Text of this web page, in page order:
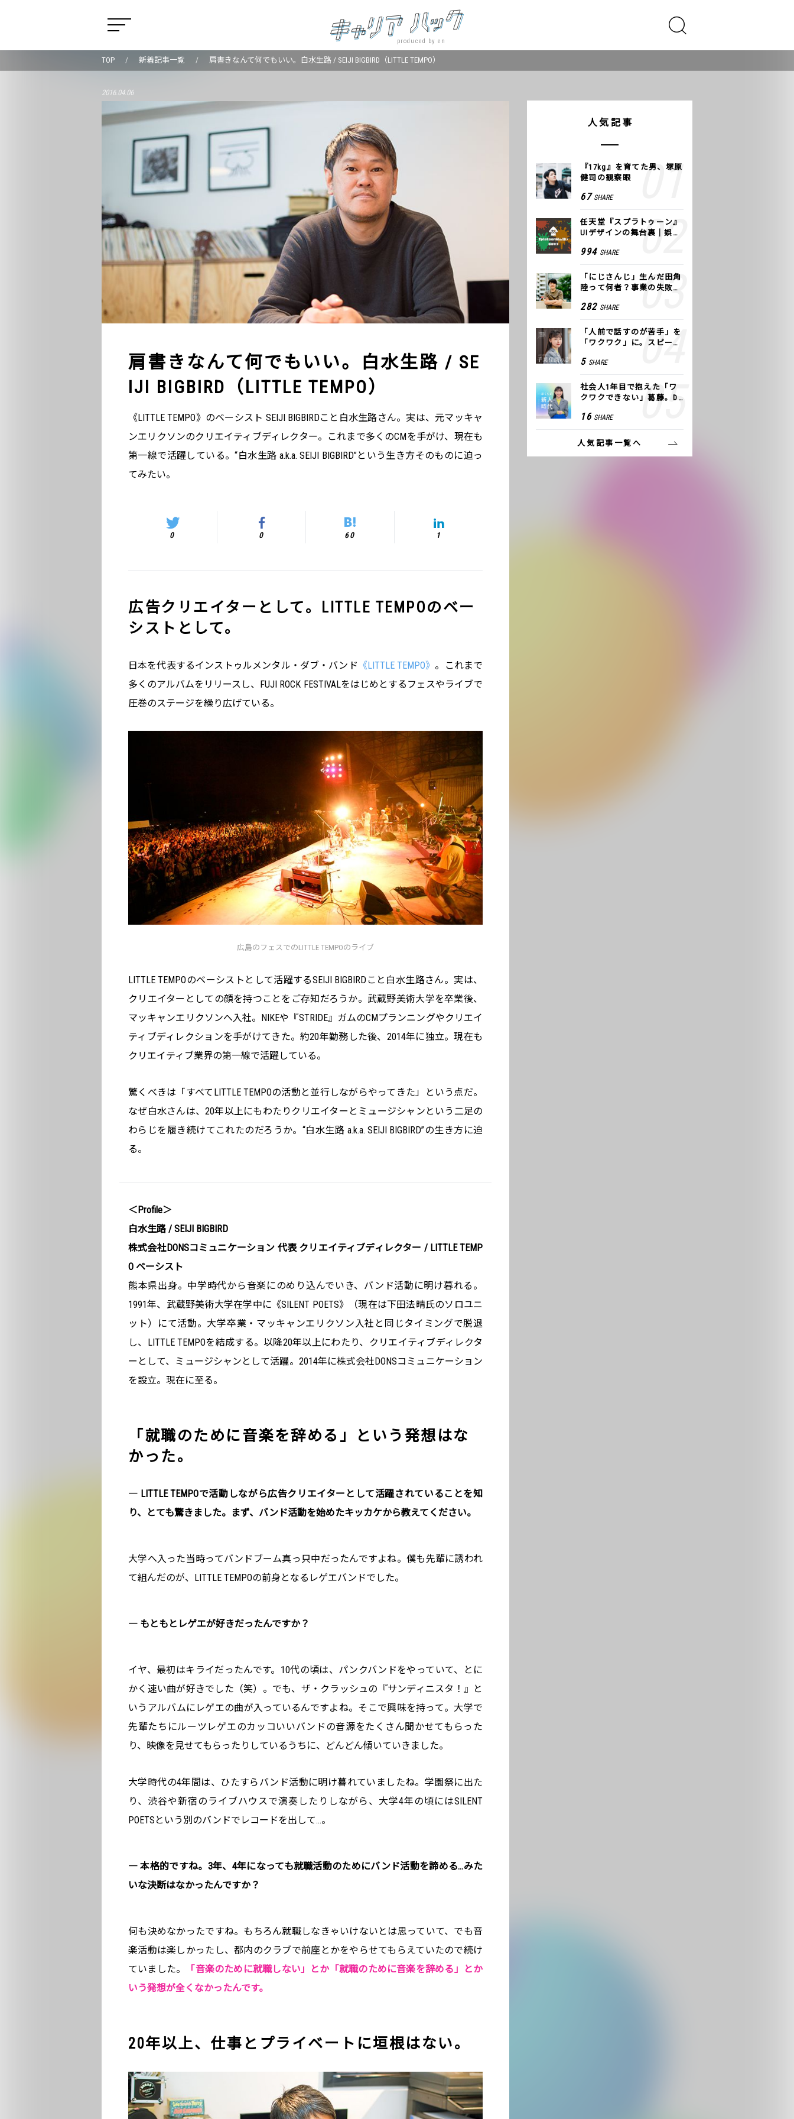
produced by en
TOP 新着記事一覧 肩書きなんて何でもいい。白水生路 / SEIJI BIGBIRD（LITTLE TEMPO）
2016.04.06
肩書きなんて何でもいい。白水生路 / SE
IJI BIGBIRD（LITTLE TEMPO）
《LITTLE TEMPO》のベーシスト SEIJI BIGBIRDこと白水生路さん。実は、元マッキャ
ンエリクソンのクリエイティブディレクター。これまで多くのCMを手がけ、現在も
第一線で活躍している。“白水生路 a.k.a. SEIJI BIGBIRD”という生き方そのものに迫っ
てみたい。
0 0 60 1
広告クリエイターとして。LITTLE TEMPOのベー
シストとして。
日本を代表するインストゥルメンタル・ダブ・バンド 《LITTLE TEMPO》 。これまで
多くのアルバムをリリースし、FUJI ROCK FESTIVALをはじめとするフェスやライブで
圧巻のステージを繰り広げている。
広島のフェスでのLITTLE TEMPOのライブ
LITTLE TEMPOのベーシストとして活躍するSEIJI BIGBIRDこと白水生路さん。実は、
クリエイターとしての顔を持つことをご存知だろうか。武蔵野美術大学を卒業後、
マッキャンエリクソンへ入社。NIKEや『STRIDE』ガムのCMプランニングやクリエイ
ティブディレクションを手がけてきた。約20年勤務した後、2014年に独立。現在も
クリエイティブ業界の第一線で活躍している。
驚くべきは「すべてLITTLE TEMPOの活動と並行しながらやってきた」という点だ。
なぜ白水さんは、20年以上にもわたりクリエイターとミュージシャンという二足の
わらじを履き続けてこれたのだろうか。“白水生路 a.k.a. SEIJI BIGBIRD”の生き方に迫
る。
＜Profile＞
白水生路 / SEIJI BIGBIRD
株式会社DONSコミュニケーション 代表 クリエイティブディレクター / LITTLE TEMP
O ベーシスト
熊本県出身。中学時代から音楽にのめり込んでいき、バンド活動に明け暮れる。
1991年、武蔵野美術大学在学中に《SILENT POETS》（現在は下田法晴氏のソロユニ
ット）にて活動。大学卒業・マッキャンエリクソン入社と同じタイミングで脱退
し、LITTLE TEMPOを結成する。以降20年以上にわたり、クリエイティブディレクタ
ーとして、ミュージシャンとして活躍。2014年に株式会社DONSコミュニケーション
を設立。現在に至る。
「就職のために音楽を辞める」という発想はな
かった。
― LITTLE TEMPOで活動しながら広告クリエイターとして活躍されていることを知
り、とても驚きました。まず、バンド活動を始めたキッカケから教えてください。
大学へ入った当時ってバンドブーム真っ只中だったんですよね。僕も先輩に誘われ
て組んだのが、LITTLE TEMPOの前身となるレゲエバンドでした。
― もともとレゲエが好きだったんですか？
イヤ、最初はキライだったんです。10代の頃は、パンクバンドをやっていて、とに
かく速い曲が好きでした（笑）。でも、ザ・クラッシュの『サンディニスタ！』と
いうアルバムにレゲエの曲が入っているんですよね。そこで興味を持って。大学で
先輩たちにルーツレゲエのカッコいいバンドの音源をたくさん聞かせてもらった
り、映像を見せてもらったりしているうちに、どんどん傾いていきました。
大学時代の4年間は、ひたすらバンド活動に明け暮れていましたね。学園祭に出た
り、渋谷や新宿のライブハウスで演奏したりしながら、大学4年の頃にはSILENT
POETSという別のバンドでレコードを出して…。
― 本格的ですね。3年、4年になっても就職活動のためにバンド活動を諦める…みた
いな決断はなかったんですか？
何も決めなかったですね。もちろん就職しなきゃいけないとは思っていて、でも音
楽活動は楽しかったし、都内のクラブで前座とかをやらせてもらえていたので続け
ていました。
「音楽のために就職しない」とか「就職のために音楽を辞める」とか
いう発想が全くなかったんです。
20年以上、仕事とプライベートに垣根はない。
人気記事
『17kg』を育てた男、塚原
健司の観察眼
67 SHARE
任天堂『スプラトゥーン』
UIデザインの舞台裏｜娯楽
994 SHARE
「にじさんじ」生んだ田角
陸って何者？事業の失敗
COLOR
282 SHARE
「人前で話すのが苦手」を
「ワクワク」に。スピーチ
方トレーニング」に込めた
5 SHARE
社会人1年目で抱えた「ワ
クワクできない」葛藤。De
つけた、私の生きる道
16 SHARE
人気記事一覧へ